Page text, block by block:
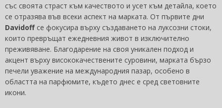
със своята страст към качеството и усет към детайла, което
се отразява във всеки аспект на марката. От първите дни
Davidoffсе фокусира върху създаването на луксозни стоки,
които превръщат ежедневния живот в изключително
преживяване. Благодарение на своя уникален подход и
акцент върху висококачествените суровини, марката бързо
печели уважение на международния пазар, особено в
областта на парфюмите, където днес е сред световните
икони.